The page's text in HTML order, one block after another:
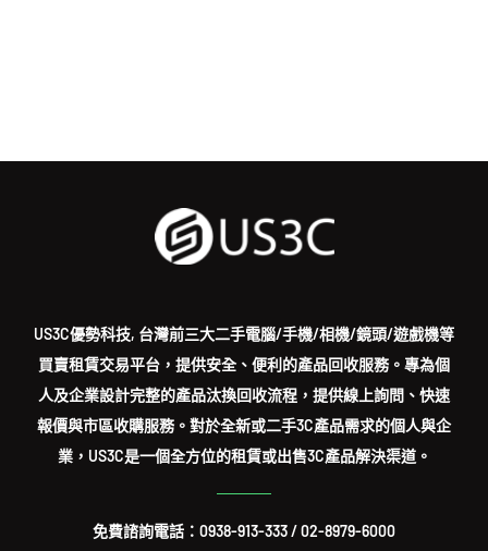
US3C優勢科技, 台灣前三大二手電腦/手機/相機/鏡頭/遊戲機等
買賣租賃交易平台，提供安全、便利的產品回收服務。專為個
人及企業設計完整的產品汰換回收流程，提供線上詢問、快速
報價與市區收購服務。對於全新或二手3C產品需求的個人與企
業，US3C是一個全方位的租賃或出售3C產品解決渠道。
免費諮詢電話： 0938-913-333/02-8979-6000